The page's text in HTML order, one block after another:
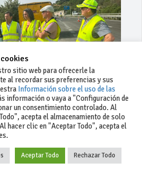
03, 2026 78 0 0
mejoras en la
Barrios
sitio web para ofrecerle la
al recordar sus preferencias y sus
Información sobre el uso de las
información o vaya a "Configuración de
un consentimiento controlado. Al
acepta el almacenamiento de solo
hacer clic en "Aceptar Todo", acepta el
Aceptar Todo Rechazar Todo